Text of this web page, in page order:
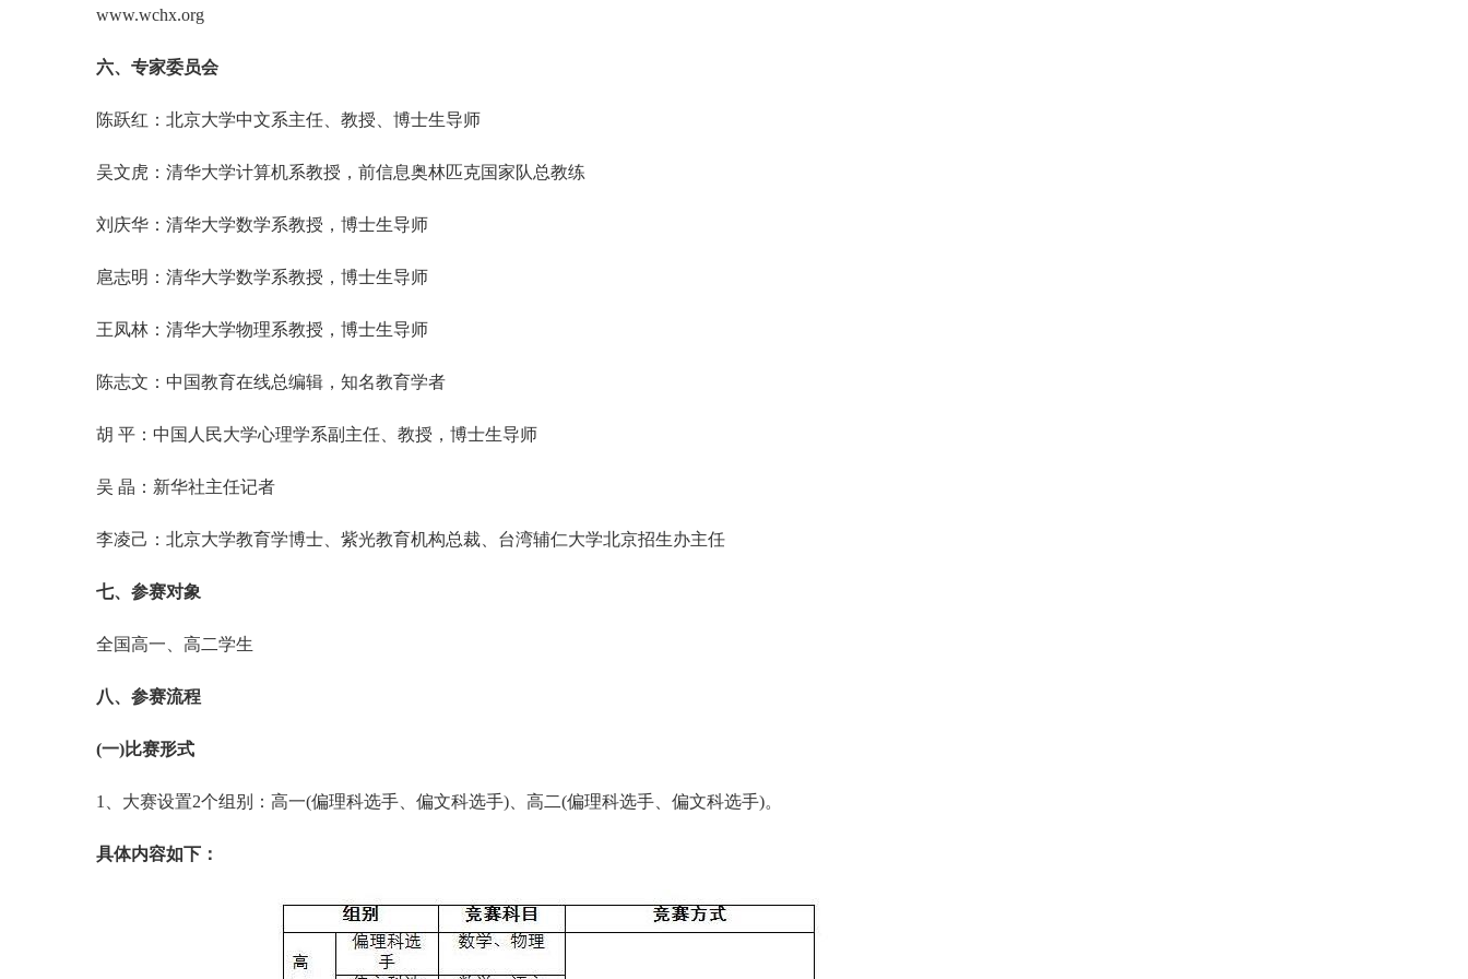
www.wchx.org
六、专家委员会
陈跃红：北京大学中文系主任、教授、博士生导师
吴文虎：清华大学计算机系教授，前信息奥林匹克国家队总教练
刘庆华：清华大学数学系教授，博士生导师
扈志明：清华大学数学系教授，博士生导师
王凤林：清华大学物理系教授，博士生导师
陈志文：中国教育在线总编辑，知名教育学者
胡 平：中国人民大学心理学系副主任、教授，博士生导师
吴 晶：新华社主任记者
李凌己：北京大学教育学博士、紫光教育机构总裁、台湾辅仁大学北京招生办主任
七、参赛对象
全国高一、高二学生
八、参赛流程
(一)比赛形式
1、大赛设置2个组别：高一(偏理科选手、偏文科选手)、高二(偏理科选手、偏文科选手)。
具体内容如下：